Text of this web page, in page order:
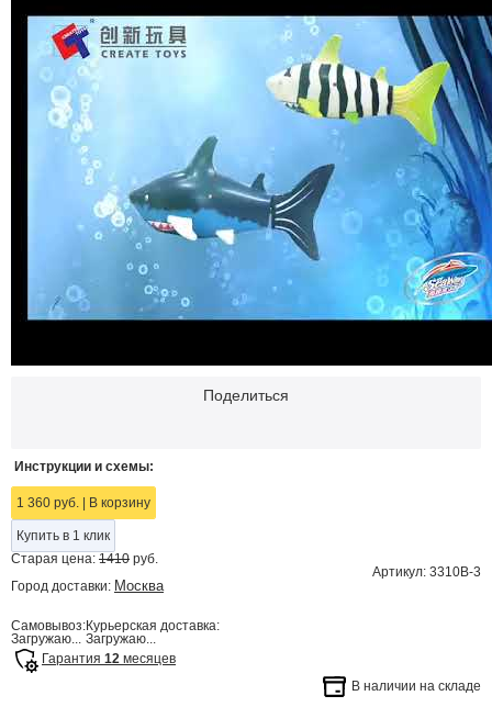
Поделиться
Инструкции и схемы:
1 360 руб. В корзину
Купить в 1 клик
Старая цена: 1410 руб.
Артикул: 3310B-3
Город доставки: Москва
Самовывоз:
Загружаю...
Курьерская доставка:
Загружаю...
Гарантия 12 месяцев
В наличии на складе